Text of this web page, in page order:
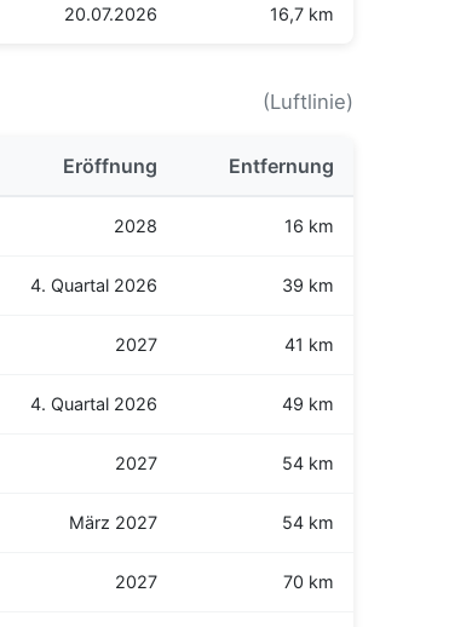
20.07.2026 16,7 km
(Luftlinie)
Eröffnung Entfernung
2028 16 km
4. Quartal 2026 39 km
2027 41 km
4. Quartal 2026 49 km
2027 54 km
März 2027 54 km
2027 70 km